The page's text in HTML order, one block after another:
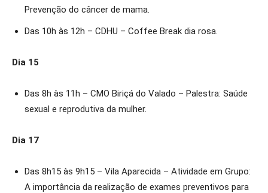
Prevenção do câncer de mama.
Das 10h às 12h – CDHU – Coffee Break dia rosa.
Dia 15
Das 8h às 11h – CMO Biriçá do Valado – Palestra: Saúde
sexual e reprodutiva da mulher.
Dia 17
Das 8h15 às 9h15 – Vila Aparecida – Atividade em Grupo:
A importância da realização de exames preventivos para